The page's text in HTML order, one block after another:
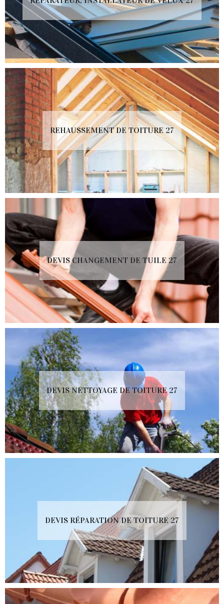
REHAUSSEMENT DE TOITURE 27
DEVIS CHANGEMENT DE TUILE 27
DEVIS NETTOYAGE DE TOITURE 27
DEVIS RÉPARATION DE TOITURE 27